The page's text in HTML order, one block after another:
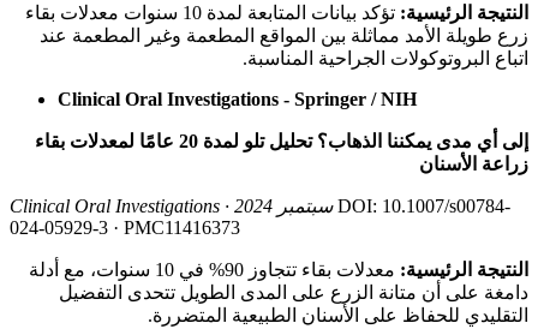
النتيجة الرئيسية:
تؤكد بيانات المتابعة لمدة 10 سنوات معدلات بقاء
زرع طويلة الأمد مماثلة بين المواقع المطعمة وغير المطعمة عند
اتباع البروتوكولات الجراحية المناسبة.
Clinical Oral Investigations - Springer / NIH
إلى أي مدى يمكننا الذهاب؟ تحليل تلو لمدة 20 عامًا لمعدلات بقاء
زراعة الأسنان
Clinical Oral Investigations · سبتمبر 2024DOI: 10.1007/s00784-
024-05929-3 · PMC11416373
النتيجة الرئيسية:
معدلات بقاء تتجاوز 90% في 10 سنوات، مع أدلة
دامغة على أن متانة الزرع على المدى الطويل تتحدى التفضيل
التقليدي للحفاظ على الأسنان الطبيعية المتضررة.